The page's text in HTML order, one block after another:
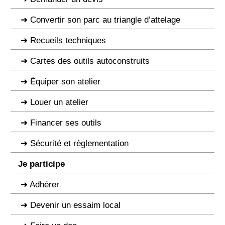
Convertir son parc au triangle d’attelage
Recueils techniques
Cartes des outils autoconstruits
Équiper son atelier
Louer un atelier
Financer ses outils
Sécurité et règlementation
Je participe
Adhérer
Devenir un essaim local